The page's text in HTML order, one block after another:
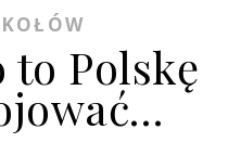
to Polskę